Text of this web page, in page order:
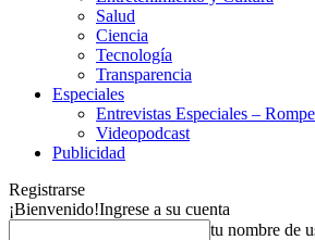
Salud
Ciencia
Tecnología
Transparencia
Especiales
Entrevistas Especiales –
Videopodcast
Publicidad
Registrarse
¡Bienvenido!Ingrese a su cuenta
tu nombre de